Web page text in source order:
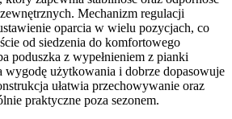
Mechanizm regulacji
oparcia w wielu pozycjach, co
od siedzenia do komfortowego
poduszka z wypełnieniem z pianki
wygodę użytkowania i dobrze dopasowuje
ułatwia przechowywanie oraz
praktyczne poza sezonem.